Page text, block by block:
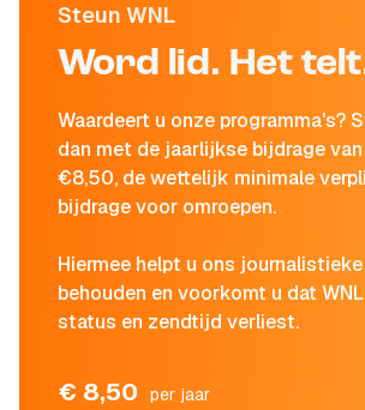
Steun WNL
Word lid. Het
Waardeert u onze programma's?
dan met de jaarlijkse bijdrage
€8,50, de wettelijk minimale
bijdrage voor omroepen.
Hiermee helpt u ons
behouden en voorkomt u dat
status en zendtijd verliest.
€ 8,50 per jaar